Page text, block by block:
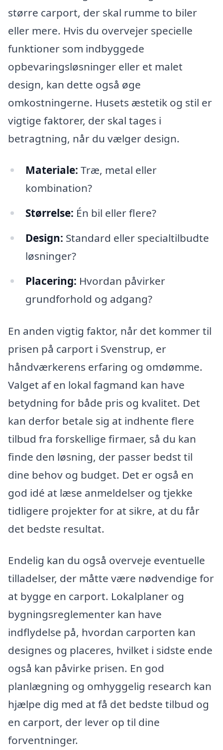
større carport, der skal rumme to biler
eller mere. Hvis du overvejer specielle
funktioner som indbyggede
opbevaringsløsninger eller et malet
design, kan dette også øge
omkostningerne. Husets æstetik og stil er
vigtige faktorer, der skal tages i
betragtning, når du vælger design.
Materiale: Træ, metal eller
kombination?
Størrelse: Én bil eller flere?
Design: Standard eller specialtilbudte
løsninger?
Placering: Hvordan påvirker
grundforhold og adgang?
En anden vigtig faktor, når det kommer til
prisen på carport i Svenstrup, er
håndværkerens erfaring og omdømme.
Valget af en lokal fagmand kan have
betydning for både pris og kvalitet. Det
kan derfor betale sig at indhente flere
tilbud fra forskellige firmaer, så du kan
finde den løsning, der passer bedst til
dine behov og budget. Det er også en
god idé at læse anmeldelser og tjekke
tidligere projekter for at sikre, at du får
det bedste resultat.
Endelig kan du også overveje eventuelle
tilladelser, der måtte være nødvendige for
at bygge en carport. Lokalplaner og
bygningsreglementer kan have
indflydelse på, hvordan carporten kan
designes og placeres, hvilket i sidste ende
også kan påvirke prisen. En god
planlægning og omhyggelig research kan
hjælpe dig med at få det bedste tilbud og
en carport, der lever op til dine
forventninger.